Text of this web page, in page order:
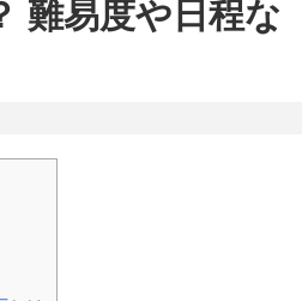
難易度や日程な